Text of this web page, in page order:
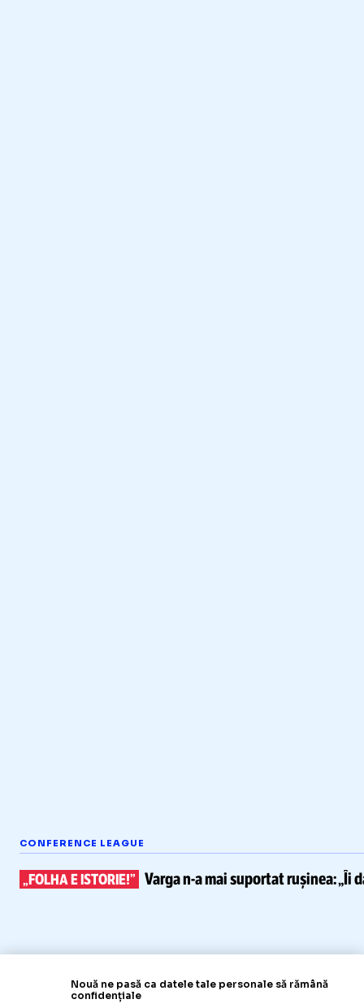
CONFERENCE LEAGUE
„FOLHA E ISTORIE!” Vargan-amai suportat rușinea:„Îi
Nouă ne pasă ca datele tale personale să rămână
confidențiale